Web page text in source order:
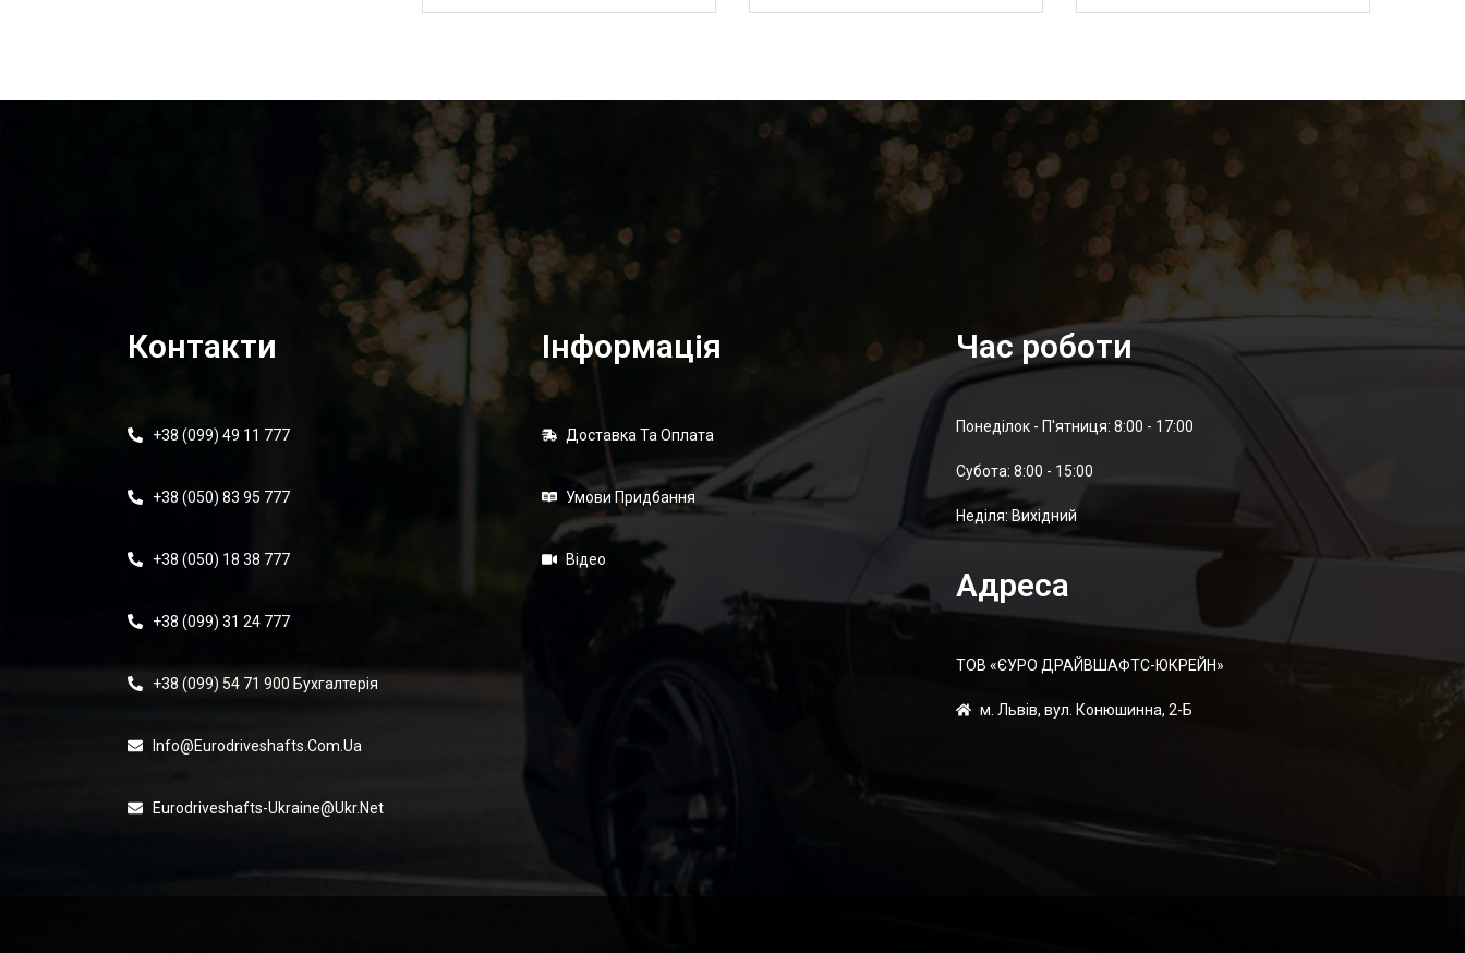
Контакти
+38 (099) 49 11 777
+38 (050) 83 95 777
+38 (050) 18 38 777
+38 (099) 31 24 777
+38 (099) 54 71 900 Бухгалтерія
Info@eurodriveshafts.com.ua
Eurodriveshafts-Ukraine@ukr.net
Інформація
Доставка Та Оплата
Умови Придбання
Відео
Час роботи
Понеділок - П'ятниця: 8:00 - 17:00
Суботa: 8:00 - 15:00
Неділя: Вихідний
Адреса
ТОВ «ЄУРО ДРАЙВШАФТC-ЮКРЕЙН»
м. Львів, вул. Конюшинна, 2-Б